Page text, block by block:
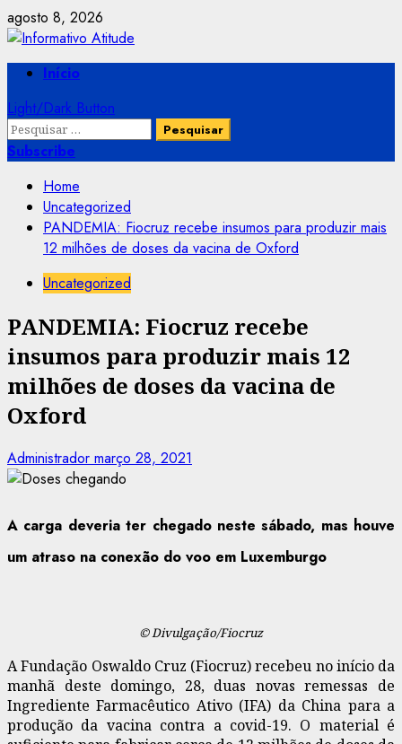
Skip
to
content
agosto 8, 2026
PrimaryInício
Light/Dark Button
Pesquisar
por:
Subscribe
Home
Uncategorized
PANDEMIA: Fiocruz recebe insumos para produzir mais
12 milhões de doses da vacina de Oxford
Uncategorized
PANDEMIA: Fiocruz recebe
insumos para produzir mais 12
milhões de doses da vacina de
Oxford
Administrador março 28, 2021
A carga deveria ter chegado neste sábado, mas houve
um atraso na conexão do voo em Luxemburgo
© Divulgação/Fiocruz
AFundação Oswaldo Cruz (Fiocruz) recebeu no início da
manhã deste domingo, 28, duas novas remessas de
Ingrediente Farmacêutico Ativo (IFA) da China para a
produção da vacina contra a covid-19. O material é